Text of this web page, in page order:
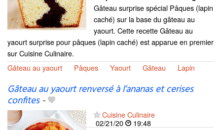
Gâteau surprise spécial Pâques (lapin
caché) sur la base du gâteau au
yaourt. Cette recette Gâteau au
yaourt surprise pour pâques (lapin caché) est apparue en premier
sur Cuisine Culinaire.
Gâteau au yaourt
Pâques Yaourt Gâteau Lapin
Gâteau au yaourt renversé à l’ananas et cerises
confites-
Cuisine Culinaire
02/21/20
19:48